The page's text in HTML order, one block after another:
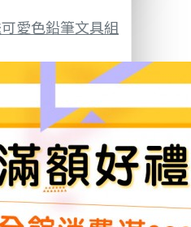
愛色鉛筆文具組